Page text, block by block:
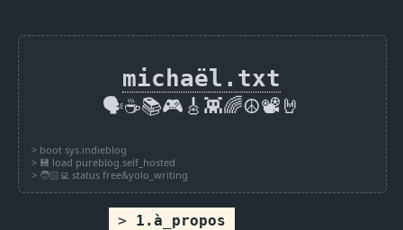
michaël.txt
🗣️☕📚🎮🎸👾🌈☮️📽️🤘
1.à_propos